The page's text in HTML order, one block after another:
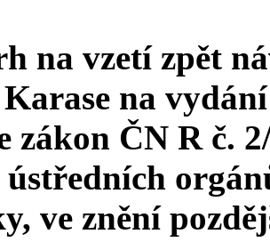
na vzetí zpět
na
zákon ČN R č.
ve znění